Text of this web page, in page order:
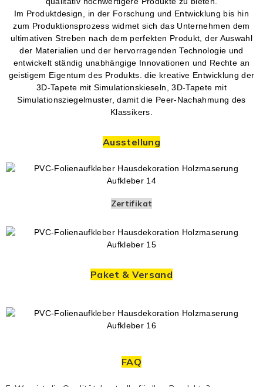
Im Produktdesign, in der Forschung und Entwicklung bis hin
zum Produktionsprozess widmet sich das Unternehmen dem
ultimativen Streben nach dem perfekten Produkt, der Auswahl
der Materialien und der hervorragenden Technologie und
entwickelt ständig unabhängige Innovationen und Rechte an
geistigem Eigentum des Produkts. die kreative Entwicklung der
3D-Tapete mit Simulationskieseln, 3D-Tapete mit
Simulationsziegelmuster, damit die Peer-Nachahmung des
Klassikers.
Ausstellung
Zertifikat
Paket & Versand
FAQ